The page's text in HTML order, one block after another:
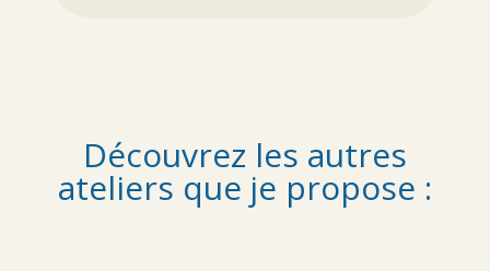
Découvrez les autres
ateliers que je propose :